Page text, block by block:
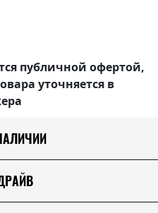
публичной офертой,
уточняется в